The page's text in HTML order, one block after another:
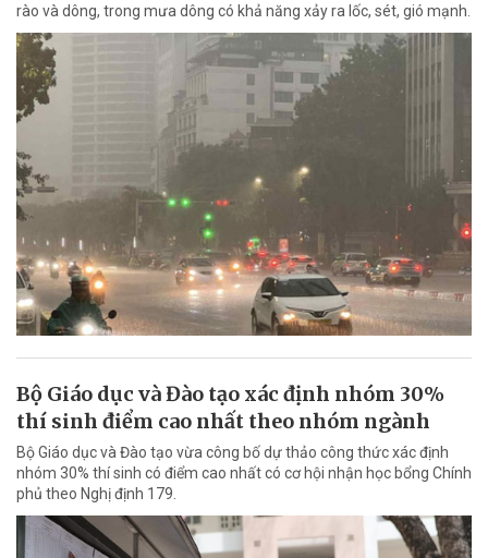
rào và dông, trong mưa dông có khả năng xảy ra lốc, sét, gió mạnh.
Bộ Giáo dục và Đào tạo xác định nhóm 30%
thí sinh điểm cao nhất theo nhóm ngành
Bộ Giáo dục và Đào tạo vừa công bố dự thảo công thức xác định
nhóm 30% thí sinh có điểm cao nhất có cơ hội nhận học bổng Chính
phủ theo Nghị định 179.